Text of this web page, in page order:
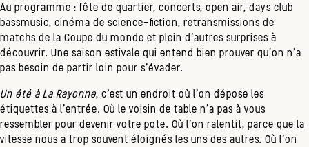
Au programme : fête de quartier, concerts, open air, days club
bassmusic, cinéma de science-fiction, retransmissions de
matchs de la Coupe du monde et plein d’autres surprises à
découvrir. Une saison estivale qui entend bien prouver qu'on n'a
pas besoin de partir loin pour s'évader.
Un été à La Rayonne, c’est un endroit où l'on dépose les
étiquettes à l'entrée. Où le voisin de table n'a pas à vous
ressembler pour devenir votre pote. Où l'on ralentit, parce que la
vitesse nous a trop souvent éloignés les uns des autres. Où l'on